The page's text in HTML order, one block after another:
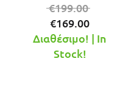
€199.00
was:
€169.00
τρέχουσα
Διαθέσιμο! | In
Stock!